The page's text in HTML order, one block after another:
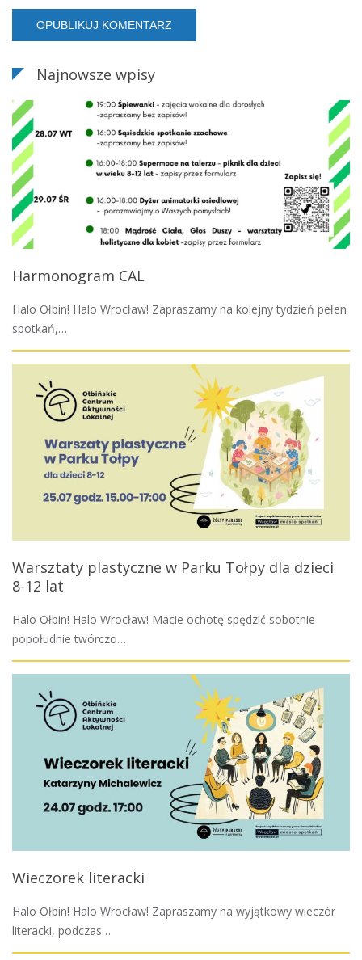
Najnowsze wpisy
Harmonogram CAL
Halo Ołbin! Halo Wrocław! Zapraszamy na kolejny tydzień pełen
spotkań,…
Warsztaty plastyczne w Parku Tołpy dla dzieci
8-12 lat
Halo Ołbin! Halo Wrocław! Macie ochotę spędzić sobotnie
popołudnie twórczo…
Wieczorek literacki
Halo Ołbin! Halo Wrocław! Zapraszamy na wyjątkowy wieczór
literacki, podczas…